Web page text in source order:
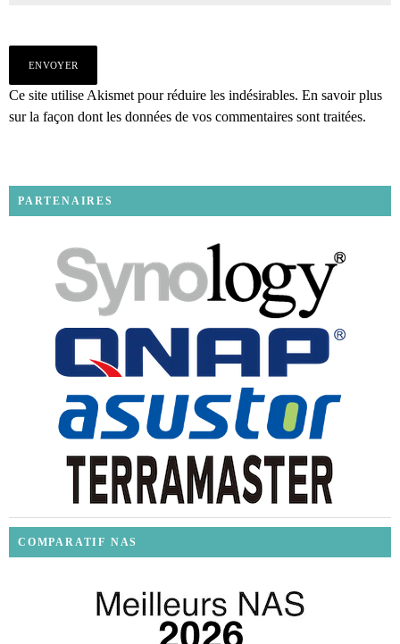
Ce site utilise Akismet pour réduire les indésirables. En savoir plus
sur la façon dont les données de vos commentaires sont traitées.
PARTENAIRES
COMPARATIF NAS